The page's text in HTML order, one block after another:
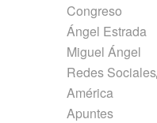
Congreso
Ángel Estrada
Miguel Ángel
Redes Sociales
América
Apuntes